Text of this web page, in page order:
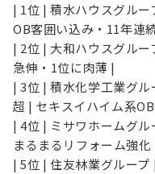
| 1位 | 積水ハウスグル
OB客囲い込み・11年連
| 2位 | 大和ハウスグル
急伸・1位に肉薄 |
| 3位 | 積水化学工業グ
超 | セキスイハイム系
| 4位 | ミサワホームグ
まるまるリフォーム強化
| 5位 | 住友林業グルー